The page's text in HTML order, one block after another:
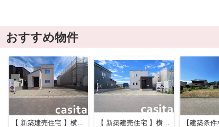
おすすめ物件
【 新築建売住宅 】横手市八幡字長者町No58 横手北小学校区のオール電化 4LDK
【 新築建売住宅 】横手市八幡字長者町No50 横手北小学校区のオール電化 3LDK